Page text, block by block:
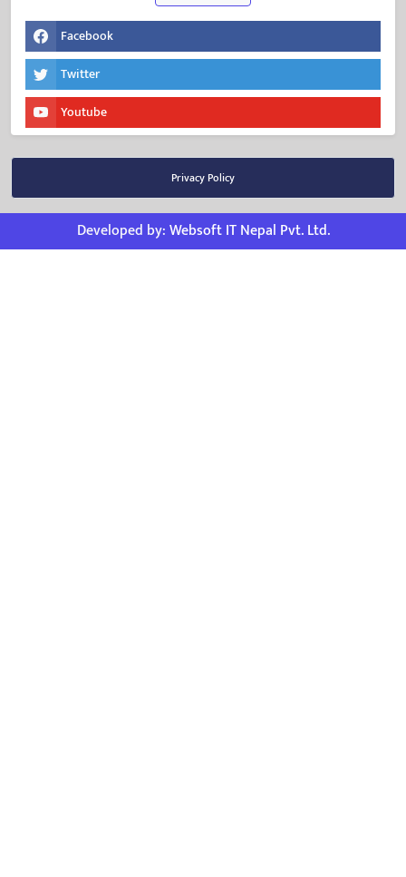
Facebook
Twitter
Youtube
Privacy Policy
Developed by:Websoft IT Nepal Pvt. Ltd.